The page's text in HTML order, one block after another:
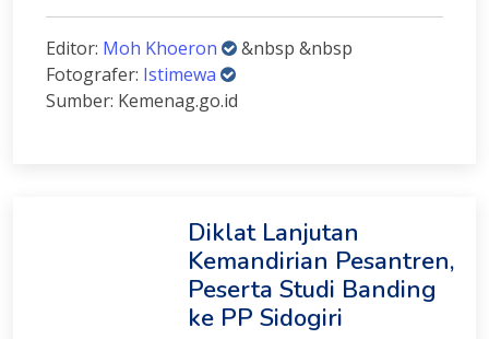
Editor: Moh Khoeron
&nbsp &nbsp
Fotografer: Istimewa
Sumber: Kemenag.go.id
Diklat Lanjutan
Kemandirian Pesantren,
Peserta Studi Banding
ke PP Sidogiri